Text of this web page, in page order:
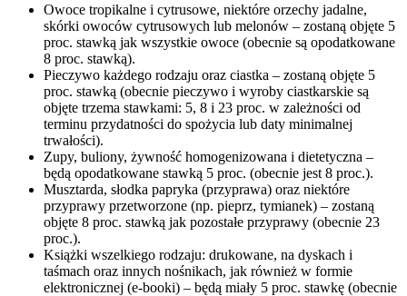
Owoce tropikalne i cytrusowe, niektóre orzechy jadalne,
skórki owoców cytrusowych lub melonów – zostaną objęte 5
proc. stawką jak wszystkie owoce (obecnie są opodatkowane
8 proc. stawką).
Pieczywo każdego rodzaju oraz ciastka – zostaną objęte 5
proc. stawką (obecnie pieczywo i wyroby ciastkarskie są
objęte trzema stawkami: 5, 8 i 23 proc. w zależności od
terminu przydatności do spożycia lub daty minimalnej
trwałości).
Zupy, buliony, żywność homogenizowana i dietetyczna –
będą opodatkowane stawką 5 proc. (obecnie jest 8 proc.).
Musztarda, słodka papryka (przyprawa) oraz niektóre
przyprawy przetworzone (np. pieprz, tymianek) – zostaną
objęte 8 proc. stawką jak pozostałe przyprawy (obecnie 23
proc.).
Książki wszelkiego rodzaju: drukowane, na dyskach i
taśmach oraz innych nośnikach, jak również w formie
elektronicznej (e-booki) – będą miały 5 proc. stawkę (obecnie